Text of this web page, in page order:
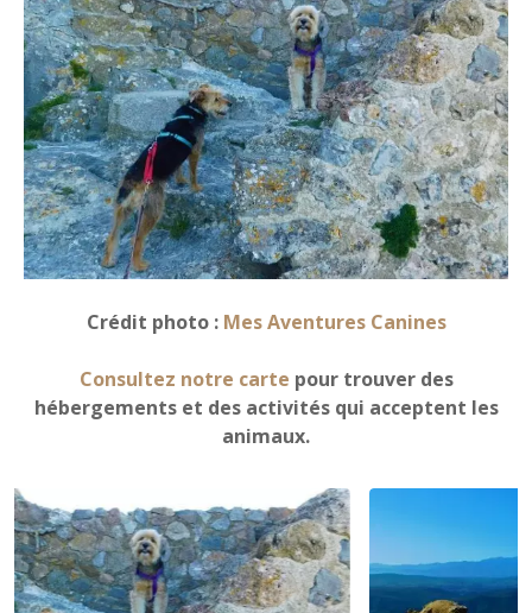
Crédit photo : Mes Aventures Canines
Consultez notre carte pour trouver des
hébergements et des activités qui acceptent les
animaux.